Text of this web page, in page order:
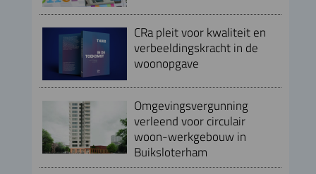
CRa pleit voor kwaliteit en
verbeeldingskracht in de
woonopgave
Omgevingsvergunning
verleend voor circulair
woon-werkgebouw in
Buiksloterham